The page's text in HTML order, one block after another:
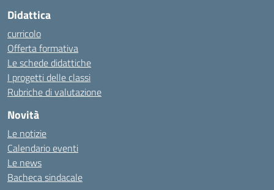
Didattica
curricolo
Offerta formativa
Le schede didattiche
I progetti delle classi
Rubriche di valutazione
Novità
Le notizie
Calendario eventi
Le news
Bacheca sindacale